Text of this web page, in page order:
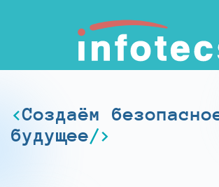
Создаём
будущее